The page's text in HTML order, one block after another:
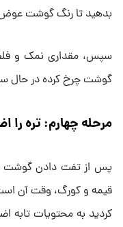
بدهید تا رنگ گوشت
سپس، مقداری نمک و
گوشت چرخ کرده در حال
مرحله چهارم: تره را
پس از تفت دادن گوشت
قیمه و کورگ، وقت آن
کردید به محتویات تابه